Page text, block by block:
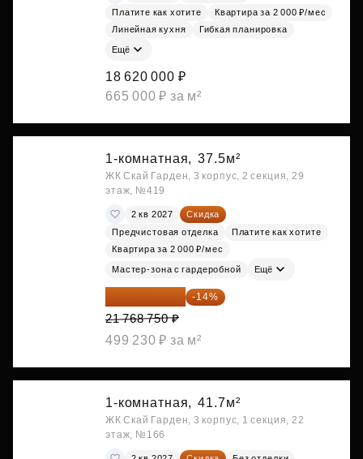
Платите как хотите
Квартира за 2 000 ₽/мес
Линейная кухня
Гибкая планировка
Ещё
18 620 000 ₽
665 000 ₽ за м²
1-комнатная, 37.5м²
ЖК Скай Гарден, 3 корпус, 2 секция, 29
этаж, №419
2 кв 2027
Скидка
Предчистовая отделка
Платите как хотите
Квартира за 2 000 ₽/мес
Мастер-зона с гардеробной Ещё
18 721 125 ₽ -14%
21 768 750 ₽
499 230 ₽ за м²
1-комнатная, 41.7м²
ЖК Скай Гарден, 3 корпус, 1 секция, 22
этаж, №166